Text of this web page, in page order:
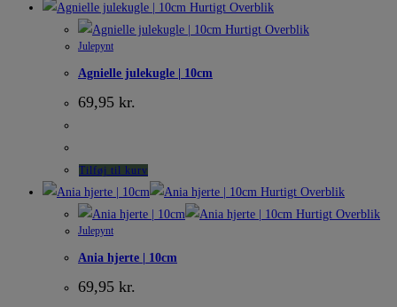
Hurtigt Overblik
Hurtigt Overblik
Julepynt
Agnielle julekugle | 10cm
69,95 kr.
Tilføj til kurv
Hurtigt Overblik
Hurtigt Overblik
Julepynt
Ania hjerte | 10cm
69,95 kr.